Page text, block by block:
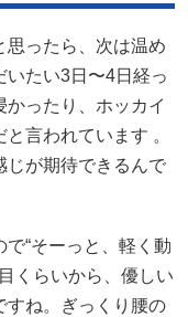
思ったら、次は温め
いたい3日〜4日経っ
ったり、ホッカイ
言われています 。
じが期待できるんで
“そーっと、軽く動
くらいから、優しい
すね。ぎっくり腰の